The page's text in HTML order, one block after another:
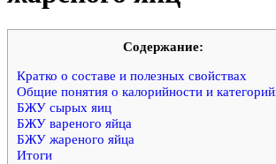
Cодержание:
Кратко о составе и полезных свойствах
Общие понятия о калорийности и
БЖУ сырых яиц
БЖУ вареного яйца
БЖУ жареного яйца
Итоги